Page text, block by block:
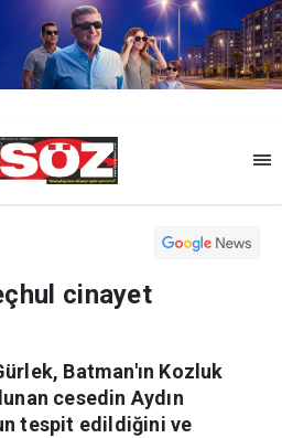
cinayet
Batman'ın Kozluk
cesedin Aydın
tespit edildiğini ve